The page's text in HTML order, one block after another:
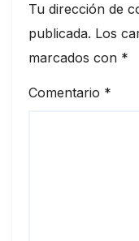
Tu dirección de
publicada. Los
marcados con *
Comentario *